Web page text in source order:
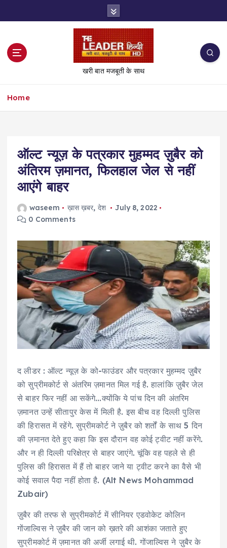
t
खरी बात मजबूती के साथ
Home
ऑल्ट न्यूज़ के पत्रकार मुहम्मद ज़ुबैर को
अंतिरम ज़मानत, फिलहाल जेल से नहीं
आएंगे बाहर
waseem ख़ास ख़बर, देश
July 8, 2022
0 Comments
द लीडर : ऑल्ट न्यूज़ के को-फाउंडर और पत्रकार मुहम्मद ज़ुबैर
को सुप्रीमकोर्ट से अंतरिम ज़मानत मिल गई है. हालांकि ज़ुबैर जेल
से बाहर फिर नहीं आ सकेंगे…क्योंकि ये पांच दिन की अंतरिम
ज़मानत उन्हें सीतापुर केस में मिली है. इस बीच वह दिल्ली पुलिस
की हिरासत में रहेंगे. सुप्रीमकोर्ट ने ज़ुबैर को शर्तों के साथ 5 दिन
की ज़मानत देते हुए कहा कि इस दौरान वह कोई ट्वीट नहीं करेंगे.
और न ही दिल्ली परिक्षेत्र से बाहर जाएंगे. चूंकि वह पहले से ही
पुलिस की हिरासत में हैं तो बाहर जाने या ट्वीट करने का वैसे भी
कोई सवाल पैदा नहीं होता है. (Alt News Mohammad
Zubair)
ज़ुबैर की तरफ से सुप्रीमकोर्ट में सीनियर एडवोकेट कोलिन
गोंजाल्विस ने ज़ुबैर की जान को ख़तरे की आशंका जताते हुए
सुप्रीमकोर्ट में ज़मानत की अर्जी लगाई थी. गोंजाल्विस ने ज़ुबैर के